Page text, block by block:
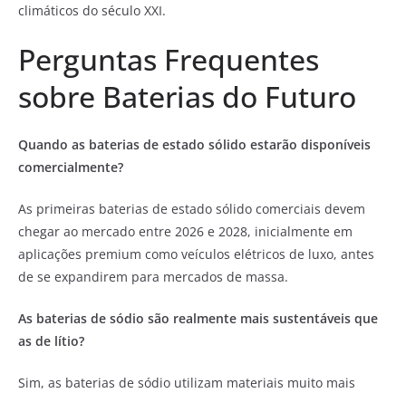
climáticos do século XXI.
Perguntas Frequentes
sobre Baterias do Futuro
Quando as baterias de estado sólido estarão disponíveis
comercialmente?
As primeiras baterias de estado sólido comerciais devem
chegar ao mercado entre 2026 e 2028, inicialmente em
aplicações premium como veículos elétricos de luxo, antes
de se expandirem para mercados de massa.
As baterias de sódio são realmente mais sustentáveis que
as de lítio?
Sim, as baterias de sódio utilizam materiais muito mais